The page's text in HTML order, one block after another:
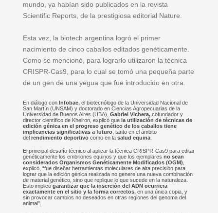
mundo, ya habían sido publicados en la revista
Scientific Reports, de la prestigiosa editorial Nature.
Esta vez, la biotech argentina logró el primer
nacimiento de cinco caballos editados genéticamente.
Como se mencionó, para lograrlo utilizaron la técnica
CRISPR-Cas9, para lo cual se tomó una pequeña parte
de un gen de una yegua que fue introducido en otra.
En diálogo con Infobae,el biotecnólogo de la Universidad Nacional de
San Martín (UNSAM) y doctorado en Ciencias Agropecuarias de la
Universidad de Buenos Aires (UBA), Gabriel Vichera,cofundador y
director científico de Kheiron, explicó que la utilización de técnicas de
edición génica en el progreso genético de los caballos tiene
implicancias significativas a futuro, tanto en el ámbito
del rendimiento deportivocomo en la salud equina.
El principal desafío técnico al aplicar la técnica CRISPR-Cas9 para editar
genéticamente los embriones equinos y que los ejemplares no sean
considerados Organismos Genéticamente Modificados (OGM)
explicó, “fue diseñar herramientas moleculares de alta precisión para
lograr que la edición génica realizada no genere una nueva combinación
de material genético, sino que replique lo que sucede en la naturaleza.
Esto implicó garantizar que la inserción del ADN ocurriera
exactamente en el sitio y la forma correctos, en una única copia, y
sin provocar cambios no deseados en otras regiones del genoma del
animal”.